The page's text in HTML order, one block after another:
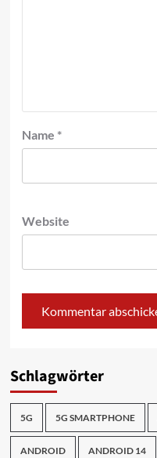
Name *
Website
Schlagwörter
5G 5G SMARTPHONE
ANDROID ANDROID 14